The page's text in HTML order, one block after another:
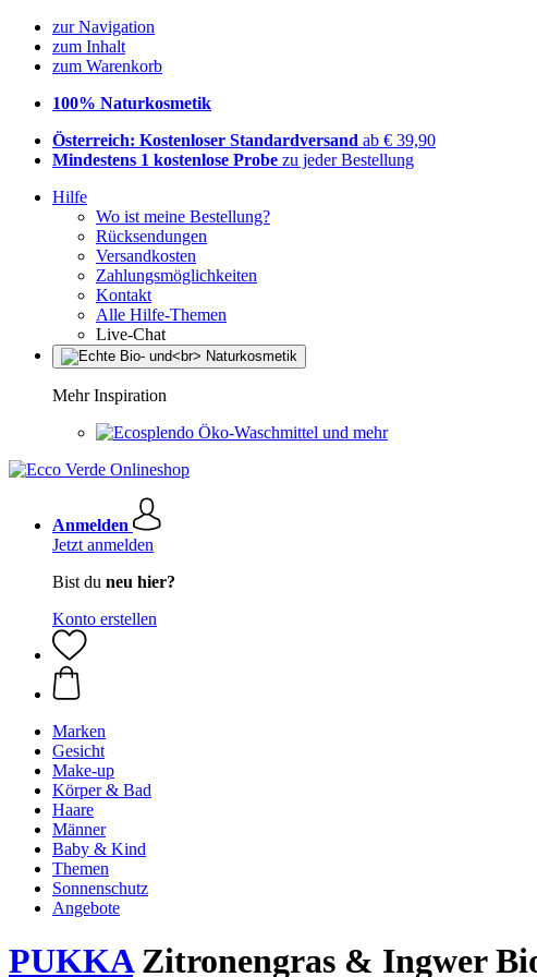
zur Navigation
zum Inhalt
zum Warenkorb
100% Naturkosmetik
Österreich: Kostenloser Standardversand ab € 39,90
Mindestens 1 kostenlose Probe zu jeder Bestellung
Hilfe
Wo ist meine Bestellung?
Rücksendungen
Versandkosten
Zahlungsmöglichkeiten
Kontakt
Alle Hilfe-Themen
Live-Chat
Mehr Inspiration
Öko-Waschmittel und mehr
Anmelden
Jetzt anmelden
Bist du neu hier?
Konto erstellen
Marken
Gesicht
Make-up
Körper & Bad
Haare
Männer
Baby & Kind
Themen
Sonnenschutz
Angebote
PUKKAZitronengras & Ingwer